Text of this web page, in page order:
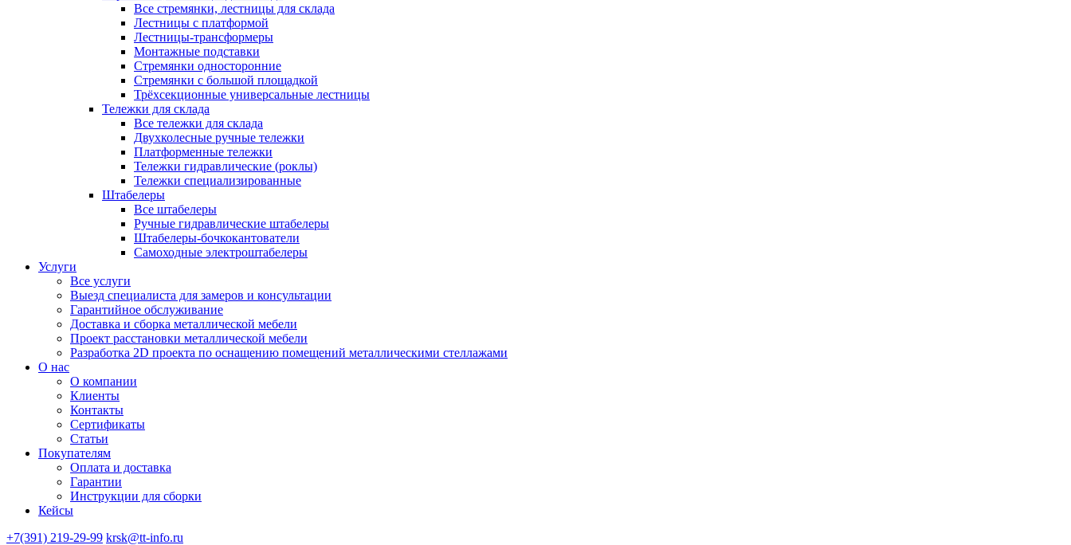
Все стремянки, лестницы для склада
Лестницы с платформой
Лестницы-трансформеры
Монтажные подставки
Стремянки односторонние
Стремянки с большой площадкой
Трёхсекционные универсальные лестницы
Тележки для склада
Все тележки для склада
Двухколесные ручные тележки
Платформенные тележки
Тележки гидравлические (роклы)
Тележки специализированные
Штабелеры
Все штабелеры
Ручные гидравлические штабелеры
Штабелеры-бочкокантователи
Самоходные электроштабелеры
Услуги
Все услуги
Выезд специалиста для замеров и консультации
Гарантийное обслуживание
Доставка и сборка металлической мебели
Проект расстановки металлической мебели
Разработка 2D проекта по оснащению помещений металлическими стеллажами
О нас
О компании
Клиенты
Контакты
Сертификаты
Статьи
Покупателям
Оплата и доставка
Гарантии
Инструкции для сборки
Кейсы
+7(391) 219-29-99 krsk@tt-info.ru